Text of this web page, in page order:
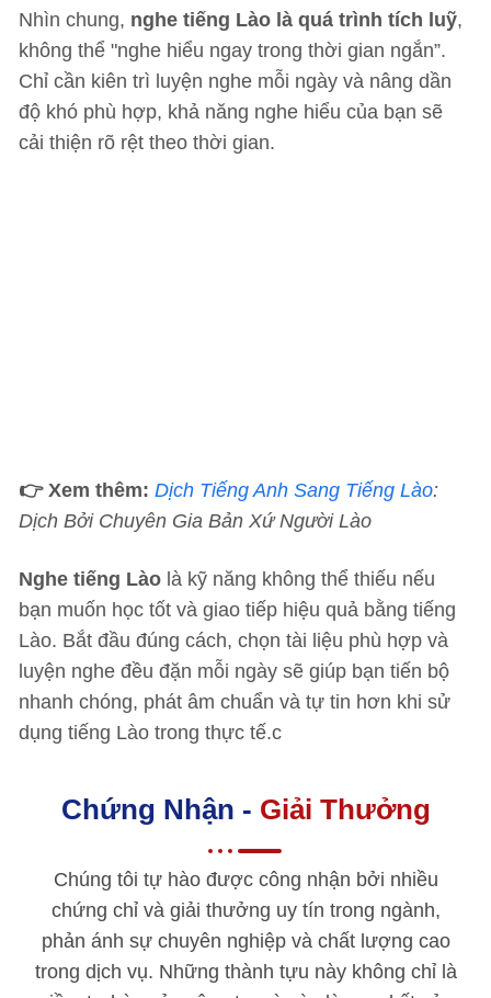
Nhìn chung, nghe tiếng Lào là quá trình tích luỹ,
không thể "nghe hiểu ngay trong thời gian ngắn”.
Chỉ cần kiên trì luyện nghe mỗi ngày và nâng dần
độ khó phù hợp, khả năng nghe hiểu của bạn sẽ
cải thiện rõ rệt theo thời gian.
👉 Xem thêm: Dịch Tiếng Anh Sang Tiếng Lào:
Dịch Bởi Chuyên Gia Bản Xứ Người Lào
Nghe tiếng Lào là kỹ năng không thể thiếu nếu
bạn muốn học tốt và giao tiếp hiệu quả bằng tiếng
Lào. Bắt đầu đúng cách, chọn tài liệu phù hợp và
luyện nghe đều đặn mỗi ngày sẽ giúp bạn tiến bộ
nhanh chóng, phát âm chuẩn và tự tin hơn khi sử
dụng tiếng Lào trong thực tế.c
Chứng Nhận - Giải Thưởng
Chúng tôi tự hào được công nhận bởi nhiều
chứng chỉ và giải thưởng uy tín trong ngành,
phản ánh sự chuyên nghiệp và chất lượng cao
trong dịch vụ. Những thành tựu này không chỉ là